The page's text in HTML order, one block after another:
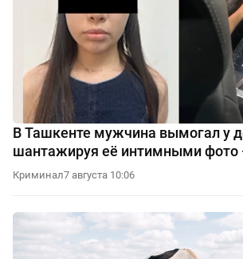
В Ташкенте мужчина вымогал у
шантажируя её интимными фото
Криминал7 августа 10:06